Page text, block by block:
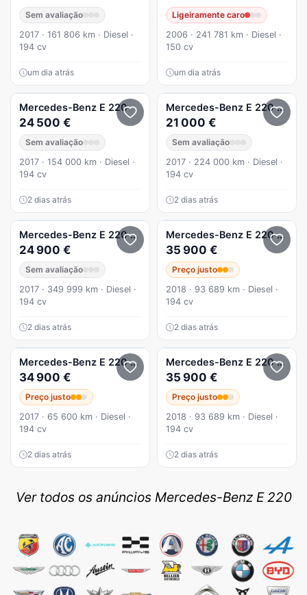
Sem avaliação
2017 · 161 806 km · Diesel ·
194 cv
um dia atrás
Ligeiramente caro
2006 · 241 781 km · Diesel ·
150 cv
um dia atrás
Mercedes-Benz E 220
24 500 €
Sem avaliação
2017 · 154 000 km · Diesel ·
194 cv
2 dias atrás
Mercedes-Benz E 220 d
21 000 €
Sem avaliação
2017 · 224 000 km · Diesel ·
194 cv
2 dias atrás
Mercedes-Benz E 220 Coupe AMG Line um donorevisões
24 900 €
Sem avaliação
2017 · 349 999 km · Diesel ·
194 cv
2 dias atrás
Mercedes-Benz E 220 d
35 900 €
Preço justo
2018 · 93 689 km · Diesel ·
194 cv
2 dias atrás
Mercedes-Benz E 220 d AMG Line
34 900 €
Preço justo
2017 · 65 600 km · Diesel ·
194 cv
2 dias atrás
Mercedes-Benz E 220 d
35 900 €
Preço justo
2018 · 93 689 km · Diesel ·
194 cv
2 dias atrás
Ver todos os anúncios Mercedes-Benz E 220